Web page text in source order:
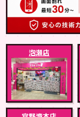
泡瀬店